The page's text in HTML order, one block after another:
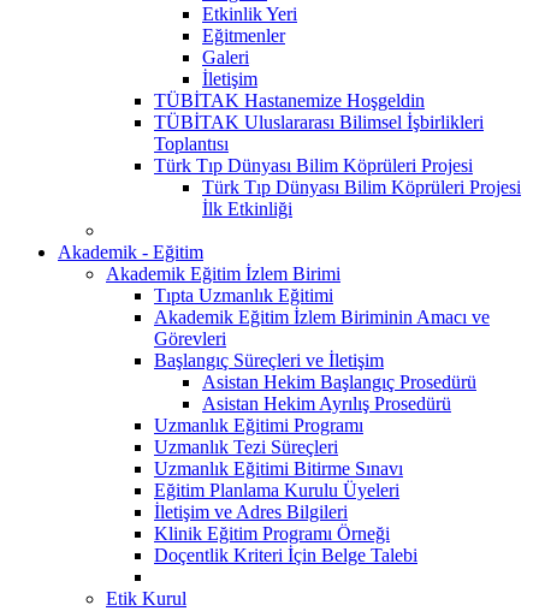
Etkinlik Yeri
Eğitmenler
Galeri
İletişim
TÜBİTAK Hastanemize Hoşgeldin
TÜBİTAK Uluslararası Bilimsel İşbirlikleri
Toplantısı
Türk Tıp Dünyası Bilim Köprüleri Projesi
Türk Tıp Dünyası Bilim Köprüleri Projesi
İlk Etkinliği
Akademik - Eğitim
Akademik Eğitim İzlem Birimi
Tıpta Uzmanlık Eğitimi
Akademik Eğitim İzlem Biriminin Amacı ve
Görevleri
Başlangıç Süreçleri ve İletişim
Asistan Hekim Başlangıç Prosedürü
Asistan Hekim Ayrılış Prosedürü
Uzmanlık Eğitimi Programı
Uzmanlık Tezi Süreçleri
Uzmanlık Eğitimi Bitirme Sınavı
Eğitim Planlama Kurulu Üyeleri
İletişim ve Adres Bilgileri
Klinik Eğitim Programı Örneği
Doçentlik Kriteri İçin Belge Talebi
Etik Kurul